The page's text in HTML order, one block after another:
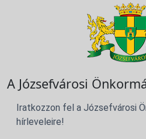
A Józsefvárosi
Iratkozzon fel a Józsefvárosi
hírleveleire!